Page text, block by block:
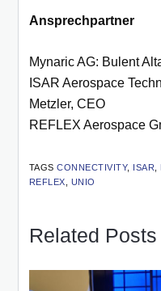
Ansprechpartner
Mynaric AG: Bulent
ISAR Aerospace
Metzler, CEO
REFLEX Aerospace
TAGS CONNECTIVITY, ISAR
REFLEX
UNIO
Related Posts